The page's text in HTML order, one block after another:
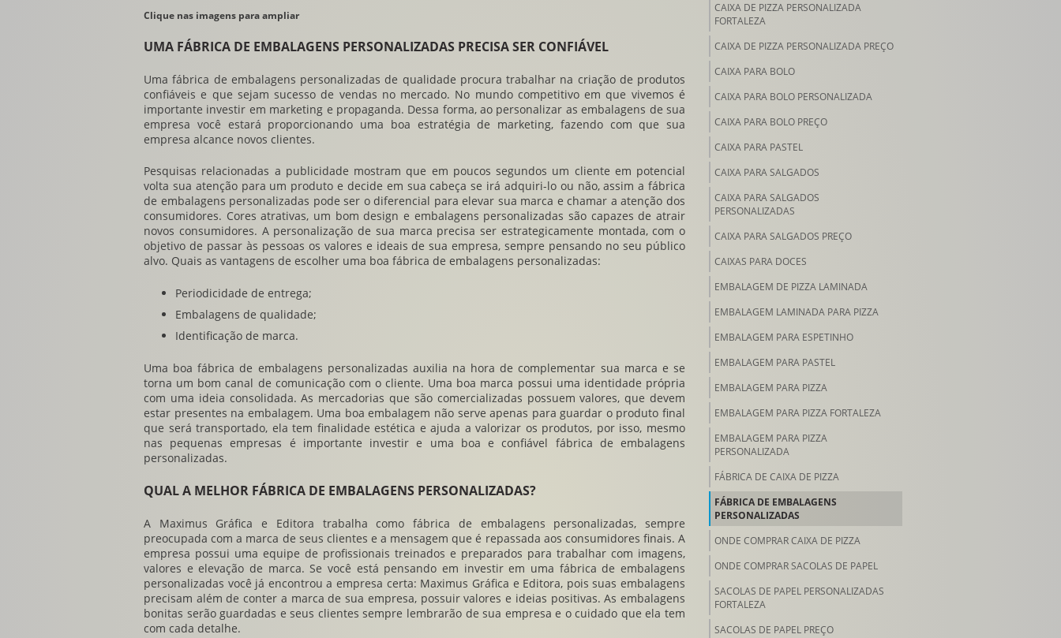
Clique nas imagens para ampliar
UMA FÁBRICA DE EMBALAGENS PERSONALIZADAS PRECISA SER CONFIÁVEL
Umafábrica de embalagens personalizadas de qualidade procura trabalhar na criação de produtos
confiáveis e que sejam sucesso de vendas no mercado. No mundo competitivo em que vivemos é
importante investir em marketing e propaganda. Dessa forma, ao personalizar as embalagens de sua
empresa você estará proporcionando uma boa estratégia de marketing, fazendo com que sua
empresa alcance novos clientes.
Pesquisas relacionadas a publicidade mostram que em poucos segundos um cliente em potencial
volta sua atenção para um produto e decide em sua cabeça se irá adquiri-lo ou não, assim a fábrica
de embalagens personalizadas pode ser o diferencial para elevar sua marca e chamar a atenção dos
consumidores. Cores atrativas, um bom design e embalagens personalizadas são capazes de atrair
novos consumidores. A personalização de sua marca precisa ser estrategicamente montada, com o
objetivo de passar às pessoas os valores e ideais de sua empresa, sempre pensando no seu público
alvo. Quais as vantagens de escolher uma boa fábrica de embalagens personalizadas:
Periodicidade de entrega;
Embalagens de qualidade;
Identificação de marca.
Uma boafábrica de embalagens personalizadas auxilia na hora de complementar sua marca e se
torna um bom canal de comunicação com o cliente. Uma boa marca possui uma identidade própria
com uma ideia consolidada. As mercadorias que são comercializadas possuem valores, que devem
estar presentes na embalagem. Uma boa embalagem não serve apenas para guardar o produto final
que será transportado, ela tem finalidade estética e ajuda a valorizar os produtos, por isso, mesmo
nas pequenas empresas é importante investir e uma boa e confiável fábrica de embalagens
personalizadas.
QUAL A MELHOR FÁBRICA DE EMBALAGENS PERSONALIZADAS?
A Maximus Gráfica e Editora trabalha comofábrica de embalagens personalizadas, sempre
preocupada com a marca de seus clientes e a mensagem que é repassada aos consumidores finais. A
empresa possui uma equipe de profissionais treinados e preparados para trabalhar com imagens,
valores e elevação de marca. Se você está pensando em investir em uma fábrica de embalagens
personalizadas você já encontrou a empresa certa: Maximus Gráfica e Editora, pois suas embalagens
precisam além de conter a marca de sua empresa, possuir valores e ideias positivas. As embalagens
bonitas serão guardadas e seus clientes sempre lembrarão de sua empresa e o cuidado que ela tem
com cada detalhe.
CAIXA DE PIZZA PERSONALIZADA
FORTALEZA
CAIXA DE PIZZA PERSONALIZADA PREÇO
CAIXA PARA BOLO
CAIXA PARA BOLO PERSONALIZADA
CAIXA PARA BOLO PREÇO
CAIXA PARA PASTEL
CAIXA PARA SALGADOS
CAIXA PARA SALGADOS
PERSONALIZADAS
CAIXA PARA SALGADOS PREÇO
CAIXAS PARA DOCES
EMBALAGEM DE PIZZA LAMINADA
EMBALAGEM LAMINADA PARA PIZZA
EMBALAGEM PARA ESPETINHO
EMBALAGEM PARA PASTEL
EMBALAGEM PARA PIZZA
EMBALAGEM PARA PIZZA FORTALEZA
EMBALAGEM PARA PIZZA
PERSONALIZADA
FÁBRICA DE CAIXA DE PIZZA
FÁBRICA DE EMBALAGENS
PERSONALIZADAS
ONDE COMPRAR CAIXA DE PIZZA
ONDE COMPRAR SACOLAS DE PAPEL
SACOLAS DE PAPEL PERSONALIZADAS
FORTALEZA
SACOLAS DE PAPEL PREÇO